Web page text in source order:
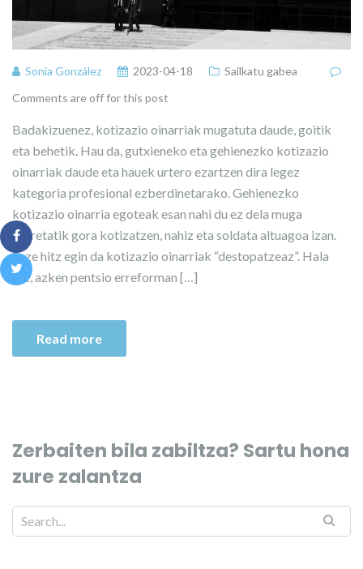
Sonia González 2023-04-18
Sailkatu gabea
Comments are off for this post
Badakizuenez, kotizazio oinarriak mugatuta daude, goitik
eta behetik. Hau da, gutxieneko eta gehienezko kotizazio
oinarriak daude eta hauek urtero ezartzen dira legez
kategoria profesional ezberdinetarako. Gehienezko
kotizazio oinarria egoteak esan nahi du ez dela muga
horretatik gora kotizatzen, nahiz eta soldata altuagoa izan.
Luze hitz egin da kotizazio oinarriak “destopatzeaz”. Hala
ere, azken pentsio erreforman […]
Read more
Zerbaiten bila zabiltza? Sartu hona
zure zalantza